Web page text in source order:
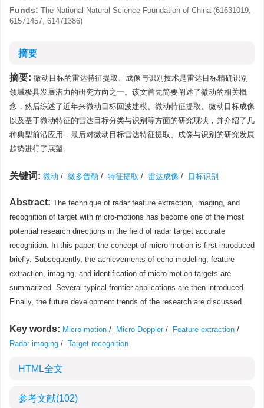
Funds: The National Natural Science Foundation of China (61631019,
61571457, 61471386)
摘要
摘要: 微动目标的雷达特征提取、成像与识别技术是雷达目标精确识别
领域极具发展潜力的研究方向之一。该文首先简要阐述了微动的相关概
念，然后综述了近年来微动目标回波建模、微动特征提取、微动目标成像
以及基于微动特征的雷达目标分类与识别等方面的研究现状，并介绍了几
种典型前沿应用，最后对微动目标雷达特征提取、成像与识别的研究发展
趋势进行了展望。
关键词: 微动 / 微多普勒 / 特征提取 / 雷达成像 / 目标识别
Abstract: The technique of radar feature extraction, imaging, and
recognition of target with micro-motions has become one of the most
potential research directions in the field of radar target accurate
recognition. In this paper, the concept of micro-motion is first introduced
briefly. Subsequently, the achievements of echo modeling, feature
extraction, imaging, and identification of micro-motion targets are
summarized. Several typical frontier applications are then introduced.
Finally, the future development trends of the research are discussed.
Key words: Micro-motion / Micro-Doppler/ Feature extraction /
Radar imaging / Target recognition
HTML全文
参考文献(102)